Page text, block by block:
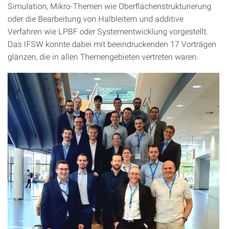
Simulation, Mikro-Themen wie Oberflächenstrukturierung
oder die Bear­beitung von Halbleitern und additive
Verfahren wie LPBF oder Systementwicklung vorgestellt.
Das IFSW konnte dabei mit beeindruckenden 17 Vorträgen
glänzen, die in allen Themenge­bieten vertreten waren.